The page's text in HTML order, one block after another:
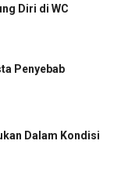
Diri di WC
Penyebab
Dalam Kondisi